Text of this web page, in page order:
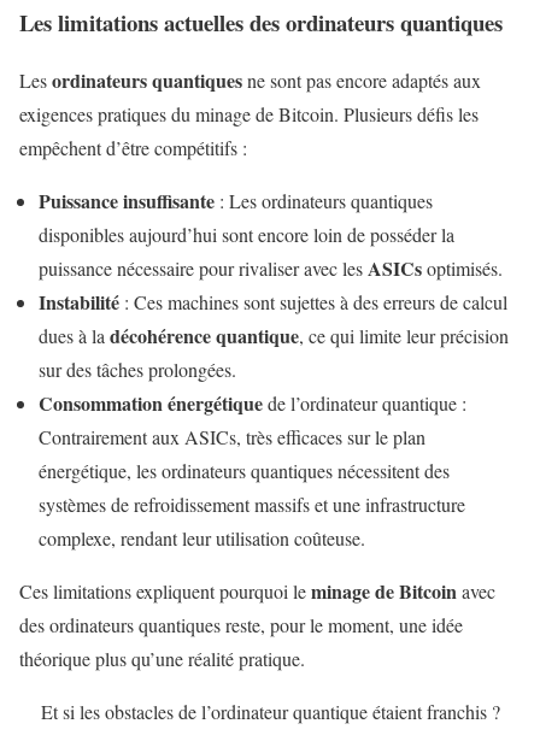
Les limitations actuelles des ordinateurs quantiques
Lesordinateurs quantiquesne sont pas encore adaptés aux
exigences pratiques du minage de Bitcoin. Plusieurs défis les
empêchent d’être compétitifs :
Puissance insuffisante : Les ordinateurs quantiques
disponibles aujourd’hui sont encore loin de posséder la
puissance nécessaire pour rivaliser avec lesASICsoptimisés.
Instabilité : Ces machines sont sujettes à des erreurs de calcul
dues à ladécohérence quantique, ce qui limite leur précision
sur des tâches prolongées.
Consommation énergétiquede l’ordinateur quantique :
Contrairement aux ASICs, très efficaces sur le plan
énergétique, les ordinateurs quantiques nécessitent des
systèmes de refroidissement massifs et une infrastructure
complexe, rendant leur utilisation coûteuse.
Ces limitations expliquent pourquoi leminage de Bitcoinavec
des ordinateurs quantiques reste, pour le moment, une idée
théorique plus qu’une réalité pratique.
Et si les obstacles de l’ordinateur quantique étaient franchis ?